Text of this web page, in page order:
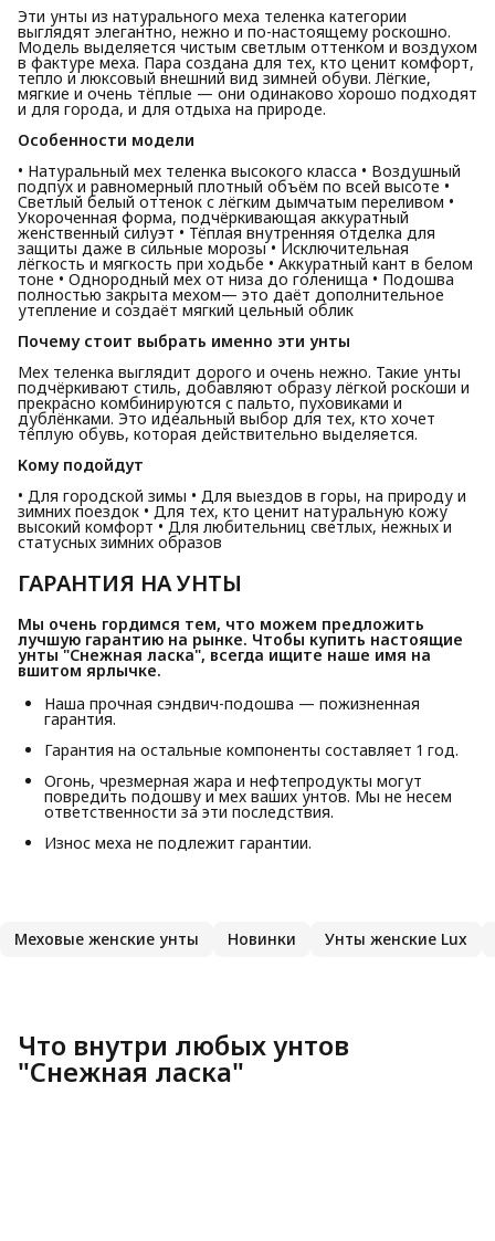
Эти унты из натурального меха теленка категории
выглядят элегантно, нежно и по-настоящему роскошно.
Модель выделяется чистым светлым оттенком и воздухом
в фактуре меха. Пара создана для тех, кто ценит комфорт,
тепло и люксовый внешний вид зимней обуви. Лёгкие,
мягкие и очень тёплые — они одинаково хорошо подходят
и для города, и для отдыха на природе.
Особенности модели
• Натуральный мех теленка высокого класса • Воздушный
подпух и равномерный плотный объём по всей высоте •
Светлый белый оттенок с лёгким дымчатым переливом •
Укороченная форма, подчёркивающая аккуратный
женственный силуэт • Тёплая внутренняя отделка для
защиты даже в сильные морозы • Исключительная
лёгкость и мягкость при ходьбе • Аккуратный кант в белом
тоне • Однородный мех от низа до голенища • Подошва
полностью закрыта мехом— это даёт дополнительное
утепление и создаёт мягкий цельный облик
Почему стоит выбрать именно эти унты
Мех теленка выглядит дорого и очень нежно. Такие унты
подчёркивают стиль, добавляют образу лёгкой роскоши и
прекрасно комбинируются с пальто, пуховиками и
дублёнками. Это идеальный выбор для тех, кто хочет
тёплую обувь, которая действительно выделяется.
Кому подойдут
• Для городской зимы • Для выездов в горы, на природу и
зимних поездок • Для тех, кто ценит натуральную кожу
высокий комфорт • Для любительниц светлых, нежных и
статусных зимних образов
ГАРАНТИЯ НА УНТЫ
Мы очень гордимся тем, что можем предложить
лучшую гарантию на рынке. Чтобы купить настоящие
унты "Снежная ласка", всегда ищите наше имя на
вшитом ярлычке.
Наша прочная сэндвич-подошва — пожизненная
гарантия.
Гарантия на остальные компоненты составляет 1 год.
Огонь, чрезмерная жара и нефтепродукты могут
повредить подошву и мех ваших унтов. Мы не несем
ответственности за эти последствия.
Износ меха не подлежит гарантии.
Меховые женские унты Новинки Унты женские Lux
Что внутри любых унтов
"Снежная ласка"